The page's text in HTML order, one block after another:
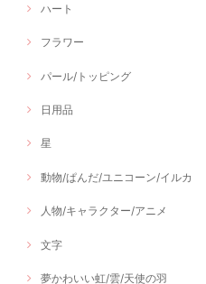
ハート
フラワー
パール/トッピング
日用品
星
動物/ぱんだ/ユニコーン/イルカ
人物/キャラクター/アニメ
文字
夢かわいい虹/雲/天使の羽